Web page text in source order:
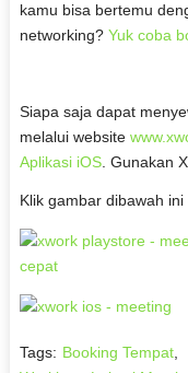
kamu bisa bertemu
networking? Yuk coba
Siapa saja dapat
melalui website
Aplikasi iOS. Gunakan
Klik gambar dibawah
Tags: Booking Tempat,